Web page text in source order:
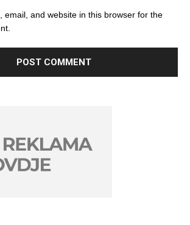
email, and website in this browser for the